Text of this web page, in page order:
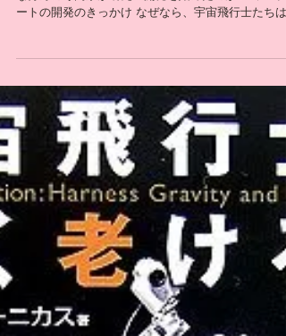
宇宙から帰還した宇宙飛行士の筋力アップの為に様
ートの開発のきっかけ なぜなら、宇宙飛行士たちは
ほぼ例外なしに若く、体力もあり、厳しい訓練に耐
た、選び抜かれた人たちであるにも関わらず、...